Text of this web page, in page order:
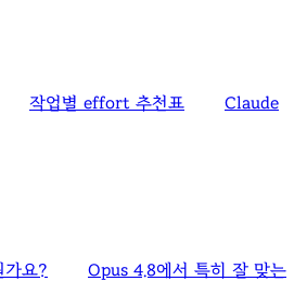
작업별 effort 추천표 Claude
요? Opus 4.8에서 특히 잘 맞는